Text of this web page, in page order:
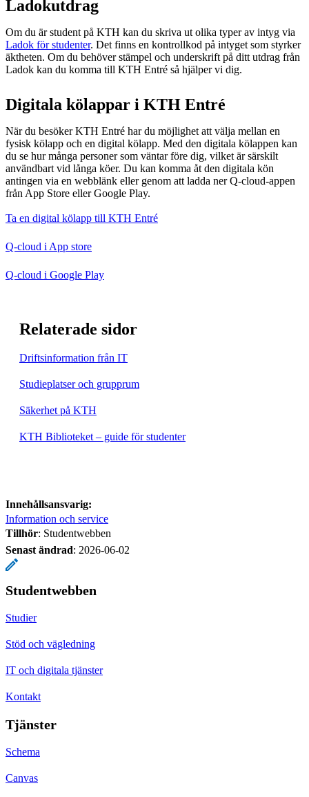
Ladokutdrag
Om du är student på KTH kan du skriva ut olika typer av intyg via
Ladok för studenter. Det finns en kontrollkod på intyget som styrker
äktheten. Om du behöver stämpel och underskrift på ditt utdrag från
Ladok kan du komma till KTH Entré så hjälper vi dig.
Digitala kölappar i KTH Entré
När du besöker KTH Entré har du möjlighet att välja mellan en
fysisk kölapp och en digital kölapp. Med den digitala kölappen kan
du se hur många personer som väntar före dig, vilket är särskilt
användbart vid långa köer. Du kan komma åt den digitala kön
antingen via en webblänk eller genom att ladda ner Q-cloud-appen
från App Store eller Google Play.
Ta en digital kölapp till KTH Entré
Q-cloud i App store
Q-cloud i Google Play
Relaterade sidor
Driftsinformation från IT
Studieplatser och grupprum
Säkerhet på KTH
KTH Biblioteket – guide för studenter
Innehållsansvarig:
Information och service
Tillhör: Studentwebben
Senast ändrad: 2026-06-02
Studentwebben
Studier
Stöd och vägledning
IT och digitala tjänster
Kontakt
Tjänster
Schema
Canvas